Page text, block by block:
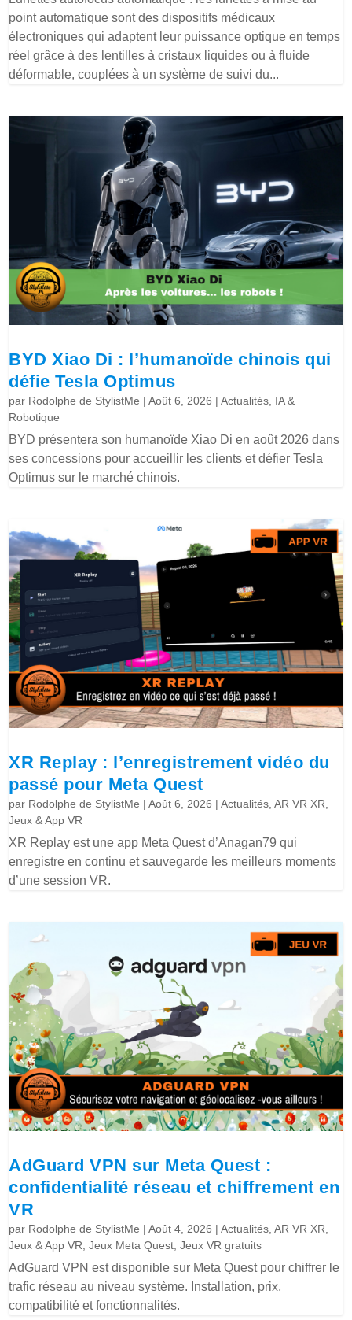
point automatique sont des dispositifs médicaux
électroniques qui adaptent leur puissance optique en temps
réel grâce à des lentilles à cristaux liquides ou à fluide
déformable, couplées à un système de suivi du...
BYD Xiao Di : l’humanoïde chinois qui
défie Tesla Optimus
par Rodolphe de StylistMe |Août 6, 2026 |Actualités, IA &
Robotique
BYD présentera son humanoïde Xiao Di en août 2026 dans
ses concessions pour accueillir les clients et défier Tesla
Optimus sur le marché chinois.
XR Replay : l’enregistrement vidéo du
passé pour Meta Quest
par Rodolphe de StylistMe |Août 6, 2026 |Actualités,AR VR XR,
Jeux & App VR
XR Replay est une app Meta Quest d’Anagan79 qui
enregistre en continu et sauvegarde les meilleurs moments
d’une session VR.
AdGuard VPN sur Meta Quest :
confidentialité réseau et chiffrement en
VR
par Rodolphe de StylistMe |Août 4, 2026 |Actualités,AR VR XR,
Jeux & App VR,Jeux Meta Quest,Jeux VR gratuits
AdGuard VPN est disponible sur Meta Quest pour chiffrer le
trafic réseau au niveau système. Installation, prix,
compatibilité et fonctionnalités.